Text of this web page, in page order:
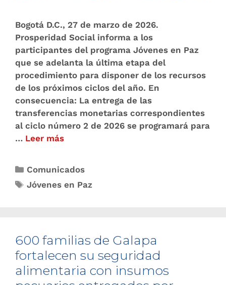
Bogotá D.C., 27 de marzo de 2026.
Prosperidad Social informa a los
participantes del programa Jóvenes en Paz
que se adelanta la última etapa del
procedimiento para disponer de los recursos
de los próximos ciclos del año. En
consecuencia: La entrega de las
transferencias monetarias correspondientes
al ciclo número 2 de 2026 se programará para
… Leer más
Comunicados
Jóvenes en Paz
600 familias de Galapa
fortalecen su seguridad
alimentaria con insumos